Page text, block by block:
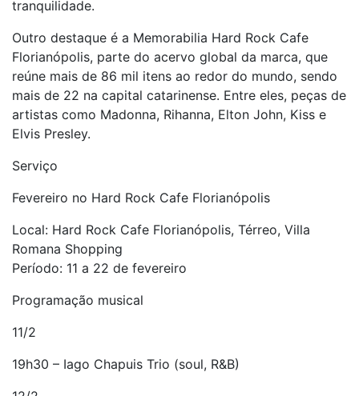
tranquilidade.
Outro destaque é a Memorabilia Hard Rock Cafe
Florianópolis, parte do acervo global da marca, que
reúne mais de 86 mil itens ao redor do mundo, sendo
mais de 22 na capital catarinense. Entre eles, peças de
artistas como Madonna, Rihanna, Elton John, Kiss e
Elvis Presley.
Serviço
Fevereiro no Hard Rock Cafe Florianópolis
Local: Hard Rock Cafe Florianópolis, Térreo, Villa
Romana Shopping
Período: 11 a 22 de fevereiro
Programação musical
11/2
19h30 – Iago Chapuis Trio (soul, R&B)